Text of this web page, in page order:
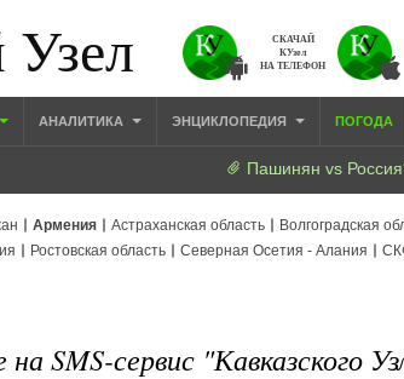
Узел
СКАЧАЙ
КУзел
НА ТЕЛЕФОН
АНАЛИТИКА ЭНЦИКЛОПЕДИЯ ПОГОДА
Пашинян vs
Армения Астраханская область Волгоградская
Ростовская область Северная Осетия - Алания
SMS-сервис "Кавказского